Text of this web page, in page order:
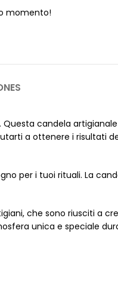
momento!
Questa candela
a ottenere i risultati
per i tuoi rituali. La
che sono riusciti a
unica e speciale